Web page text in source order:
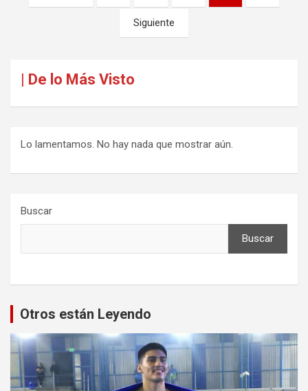
de
Siguiente
| De lo Más Visto
Lo lamentamos. No hay nada que mostrar aún.
Buscar
Buscar
Otros están Leyendo